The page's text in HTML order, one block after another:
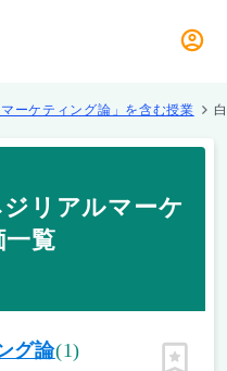
マーケティング論」を含む授業
リアルマーケ
覧
グ論(1)